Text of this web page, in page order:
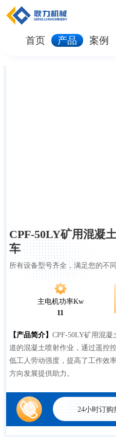
首页 产品 案例
CPF-50LY矿用混凝
车
所有设备型号齐全，满足您的不
主电机功率Kw
11
【产品简介】 CPF-50LY矿用混
道的混凝土喷射作业，通过遥控
低工人劳动强度，提高了工作效
方向发展提供助力。
24小时订购